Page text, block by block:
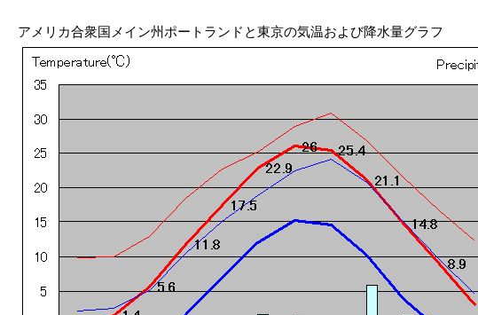
アメリカ合衆国メイン州ポートランドと東京の気温および降水量グラフ